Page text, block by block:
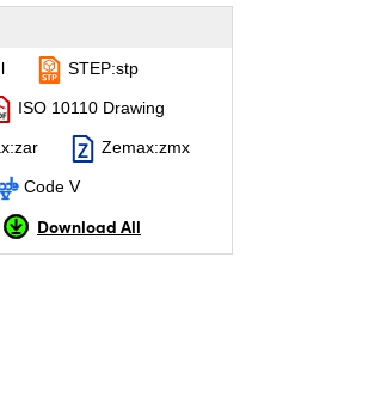
STEP:stp
ISO 10110 Drawing
Zemax:zmx
Code V
Download All